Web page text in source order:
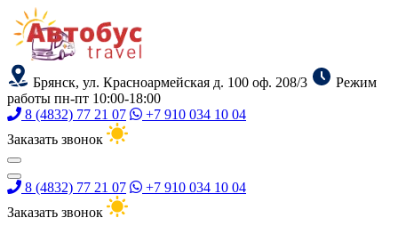
Брянск, ул. Красноармейская д. 100 оф. 208/3
Режим
работы пн-пт 10:00-18:00
8 (4832) 77 21 07
+7 910 034 10 04
Заказать звонок
8 (4832) 77 21 07
+7 910 034 10 04
Заказать звонок